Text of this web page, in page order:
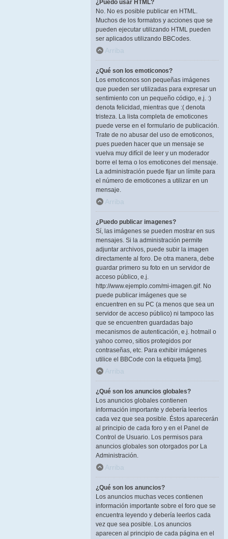
¿Puedo usar HTML?
No. No es posible publicar en HTML.
Muchos de los formatos y acciones que se
pueden ejecutar utilizando HTML pueden
ser aplicados utilizando BBCodes.
Arriba
¿Qué son los emoticonos?
Los emoticonos son pequeñas imágenes
que pueden ser utilizadas para expresar un
sentimiento con un pequeño código, e.j. :)
denota felicidad, mientras que :( denota
tristeza. La lista completa de emoticones
puede verse en el formulario de publicación.
Trate de no abusar del uso de emoticonos,
pues pueden hacer que un mensaje se
vuelva muy difícil de leer y un moderador
borre el tema o los emoticones del mensaje.
La administración puede fijar un límite para
el número de emoticones a utilizar en un
mensaje.
Arriba
¿Puedo publicar imagenes?
Sí, las imágenes se pueden mostrar en sus
mensajes. Si la administración permite
adjuntar archivos, puede subir la imagen
directamente al foro. De otra manera, debe
guardar primero su foto en un servidor de
acceso público, e.j.
http://www.ejemplo.com/mi-imagen.gif. No
puede publicar imágenes que se
encuentren en su PC (a menos que sea un
servidor de acceso público) ni tampoco las
que se encuentren guardadas bajo
mecanismos de autenticación, e.j. hotmail o
yahoo correo, sitios protegidos por
contraseñas, etc. Para exhibir imágenes
utilice el BBCode con la etiqueta [img].
Arriba
¿Qué son los anuncios globales?
Los anuncios globales contienen
información importante y debería leerlos
cada vez que sea posible. Éstos aparecerán
al principio de cada foro y en el Panel de
Control de Usuario. Los permisos para
anuncios globales son otorgados por La
Administración.
Arriba
¿Qué son los anuncios?
Los anuncios muchas veces contienen
información importante sobre el foro que se
encuentra leyendo y debería leerlos cada
vez que sea posible. Los anuncios
aparecen al principio de cada página en el